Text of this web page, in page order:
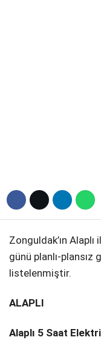
Zonguldak’ın
günü planlı-
listelenmiştir.
ALAPLI
Alaplı 5 Saat